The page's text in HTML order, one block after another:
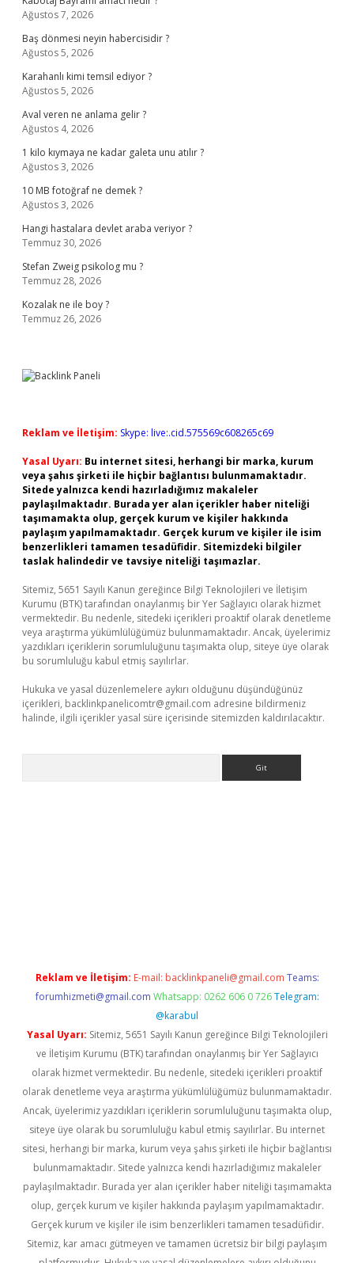
Ağustos 7, 2026
Baş dönmesi neyin habercisidir ?
Ağustos 5, 2026
Karahanlı kimi temsil ediyor ?
Ağustos 5, 2026
Aval veren ne anlama gelir ?
Ağustos 4, 2026
1 kilo kıymaya ne kadar galeta unu atılır ?
Ağustos 3, 2026
10 MB fotoğraf ne demek ?
Ağustos 3, 2026
Hangi hastalara devlet araba veriyor ?
Temmuz 30, 2026
Stefan Zweig psikolog mu ?
Temmuz 28, 2026
Kozalak ne ile boy ?
Temmuz 26, 2026
Reklam ve İletişim: Skype: live:.cid.575569c608265c69
Yasal Uyarı: Bu internet sitesi, herhangi bir marka, kurum
veya şahıs şirketi ile hiçbir bağlantısı bulunmamaktadır.
Sitede yalnızca kendi hazırladığımız makaleler
paylaşılmaktadır. Burada yer alan içerikler haber niteliği
taşımamakta olup, gerçek kurum ve kişiler hakkında
paylaşım yapılmamaktadır. Gerçek kurum ve kişiler ile isim
benzerlikleri tamamen tesadüfidir. Sitemizdeki bilgiler
taslak halindedir ve tavsiye niteliği taşımazlar.
Sitemiz, 5651 Sayılı Kanun gereğince Bilgi Teknolojileri ve İletişim
Kurumu (BTK) tarafından onaylanmış bir Yer Sağlayıcı olarak hizmet
vermektedir. Bu nedenle, sitedeki içerikleri proaktif olarak denetleme
veya araştırma yükümlülüğümüz bulunmamaktadır. Ancak, üyelerimiz
yazdıkları içeriklerin sorumluluğunu taşımakta olup, siteye üye olarak
bu sorumluluğu kabul etmiş sayılırlar.
Hukuka ve yasal düzenlemelere aykırı olduğunu düşündüğünüz
içerikleri, backlinkpanelicomtr@gmail.com adresine bildirmeniz
halinde, ilgili içerikler yasal süre içerisinde sitemizden kaldırılacaktır.
Reklam ve İletişim: E-mail: backlinkpaneli@gmail.com Teams:
forumhizmeti@gmail.com Whatsapp: 0262 606 0 726 Telegram:
@karabul
Yasal Uyarı: Sitemiz, 5651 Sayılı Kanun gereğince Bilgi Teknolojileri
ve İletişim Kurumu (BTK) tarafından onaylanmış bir Yer Sağlayıcı
olarak hizmet vermektedir. Bu nedenle, sitedeki içerikleri proaktif
olarak denetleme veya araştırma yükümlülüğümüz bulunmamaktadır.
Ancak, üyelerimiz yazdıkları içeriklerin sorumluluğunu taşımakta olup,
siteye üye olarak bu sorumluluğu kabul etmiş sayılırlar. Bu internet
sitesi, herhangi bir marka, kurum veya şahıs şirketi ile hiçbir bağlantısı
bulunmamaktadır. Sitede yalnızca kendi hazırladığımız makaleler
paylaşılmaktadır. Burada yer alan içerikler haber niteliği taşımamakta
olup, gerçek kurum ve kişiler hakkında paylaşım yapılmamaktadır.
Gerçek kurum ve kişiler ile isim benzerlikleri tamamen tesadüfidir.
Sitemiz, kar amacı gütmeyen ve tamamen ücretsiz bir bilgi paylaşım